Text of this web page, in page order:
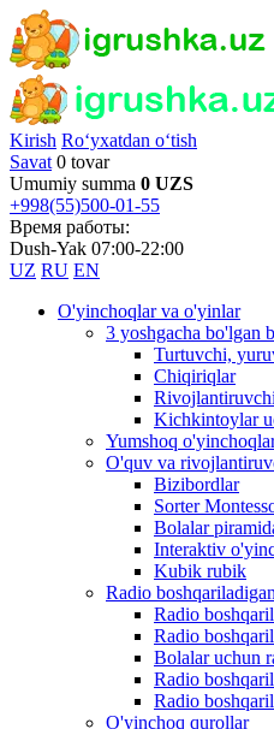
Kirish Ro‘yxatdan o‘tish
Savat 0 tovar
Umumiy summa 0 UZS
+998(55)500-01-55
Время работы:
Dush-Yak 07:00-22:00
UZ RU EN
O'yinchoqlar va o'yinlar
3 yoshgacha bo'lgan
Turtuvchi,
Chiqiriqlar
Kichkintoylar
Yumshoq
O'quv va
Bizibordlar
Sorter
Bolalar
Interaktiv
Kubik rubik
Radio
Radio
Radio
Bolalar uchun
Radio
Radio
O'yinchoq qurollar